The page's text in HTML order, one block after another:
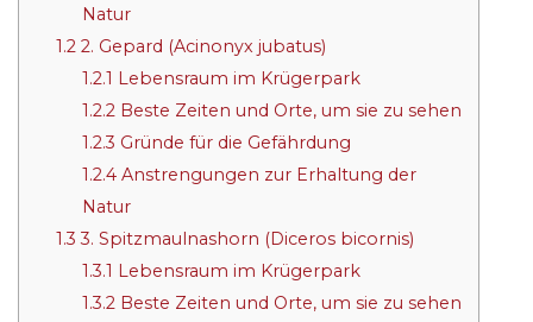
Natur
1.2 2. Gepard (Acinonyx jubatus)
1.2.1 Lebensraum im Krügerpark
1.2.2 Beste Zeiten und Orte, um sie zu sehen
1.2.3 Gründe für die Gefährdung
1.2.4Anstrengungen zur Erhaltung der
Natur
1.3 3. Spitzmaulnashorn (Diceros bicornis)
1.3.1 Lebensraum im Krügerpark
1.3.2 Beste Zeiten und Orte, um sie zu sehen